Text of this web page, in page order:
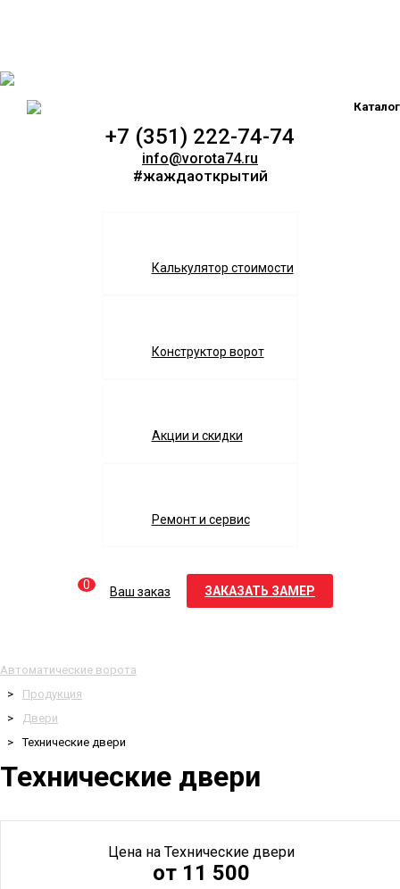
Каталог
+7 (351) 222-74-74
info@vorota74.ru
#жаждаоткрытий
Калькулятор стоимости
Конструктор ворот
Акции и скидки
Ремонт и сервис
0 Ваш заказ ЗАКАЗАТЬ ЗАМЕР
Автоматические ворота
Продукция
Двери
Технические двери
Технические двери
Цена на Технические двери
от 11 500